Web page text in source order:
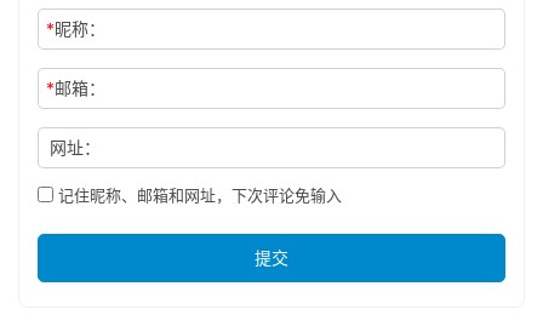
*昵称：
*邮箱：
网址：
记住昵称、邮箱和网址，下次评论免输入
提交